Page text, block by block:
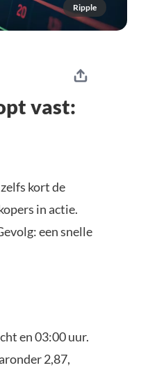
Ripple
vast:
kort de
in actie.
een snelle
en 03:00 uur.
2,87,